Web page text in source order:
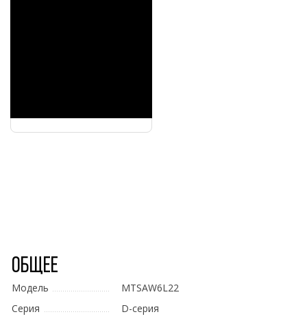
Общее
Модель
MTSAW6L22
Серия
D-серия